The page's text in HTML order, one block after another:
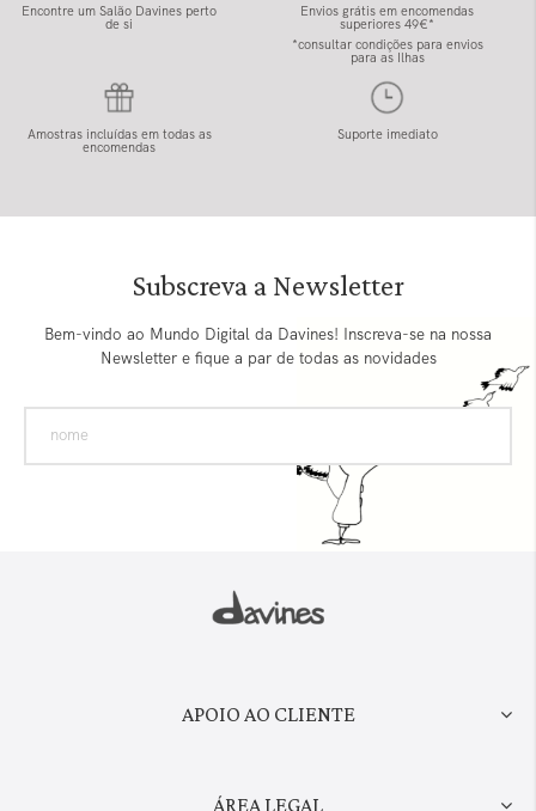
Encontre um Salão Davines perto
de si
Envios grátis em encomendas
superiores 49€*
*consultar condições para envios
para as Ilhas
Amostras incluídas em todas as
encomendas
Suporte imediato
Subscreva a Newsletter
Bem-vindo ao Mundo Digital da Davines! Inscreva-se na nossa
Newsletter e fique a par de todas as novidades
APOIO AO CLIENTE
ÁREA LEGAL